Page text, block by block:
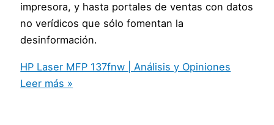
impresora, y hasta portales de ventas con datos
no verídicos que sólo fomentan la
desinformación.
HP Laser MFP 137fnw | Análisis y Opiniones
Leer más »